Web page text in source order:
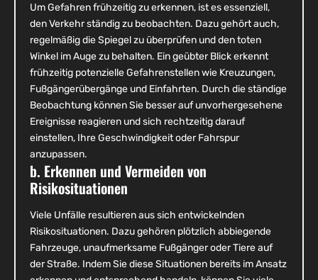
Um Gefahren frühzeitig zu erkennen, ist es essenziell,
den Verkehr ständig zu beobachten. Dazu gehört auch,
regelmäßig die Spiegel zu überprüfen und den toten
Winkel im Auge zu behalten. Ein geübter Blick erkennt
frühzeitig potenzielle Gefahrenstellen wie Kreuzungen,
Fußgängerübergänge und Einfahrten. Durch die ständige
Beobachtung können Sie besser auf unvorhergesehene
Ereignisse reagieren und sich rechtzeitig darauf
einstellen, Ihre Geschwindigkeit oder Fahrspur
anzupassen.
b. Erkennen und Vermeiden von
Risikosituationen
Viele Unfälle resultieren aus sich entwickelnden
Risikosituationen. Dazu gehören plötzlich abbiegende
Fahrzeuge, unaufmerksame Fußgänger oder Tiere auf
der Straße. Indem Sie diese Situationen bereits im Ansatz